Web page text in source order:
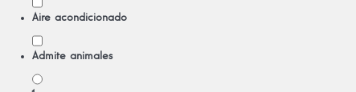
Aire acondicionado
Admite animales